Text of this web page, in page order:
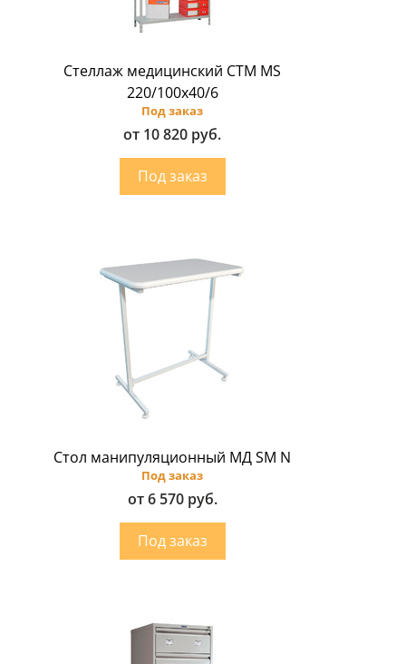
Стеллаж медицинский CTM MS
220/100х40/6
Под заказ
от 10 820 руб.
Стол манипуляционный МД SM N
Под заказ
от 6 570 руб.